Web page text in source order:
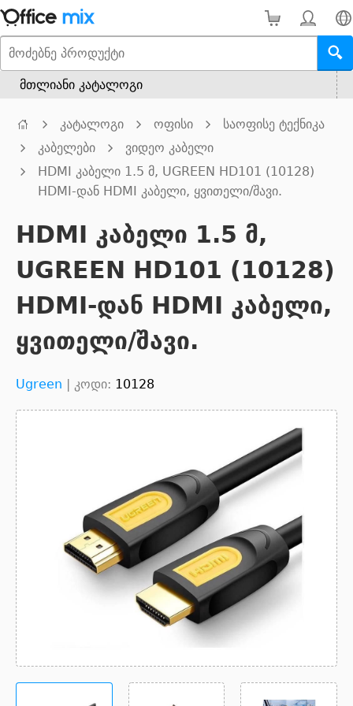
მთლიანი კატალოგი
კატალოგი ოფისი
საოფისე ტექნიკა
კაბელები
ვიდეო კაბელი
HDMI კაბელი 1.5 მ, UGREEN HD101 (10128)
HDMI-დან HDMI კაბელი, ყვითელი/შავი.
HDMI კაბელი 1.5 მ,
UGREEN HD101 (10128)
HDMI-დან HDMI კაბელი,
ყვითელი/შავი.
Ugreen | კოდი: 10128